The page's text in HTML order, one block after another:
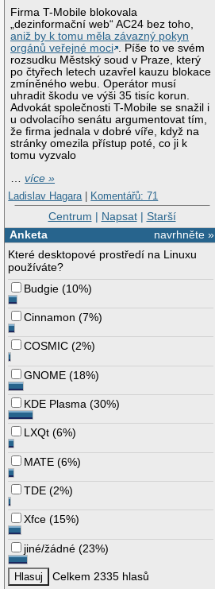
Firma T-Mobile blokovala
„dezinformační web“ AC24 bez toho,
aniž by k tomu měla závazný pokyn
orgánů veřejné moci . Píše to ve svém
rozsudku Městský soud v Praze, který
po čtyřech letech uzavřel kauzu blokace
zmíněného webu. Operátor musí
uhradit škodu ve výši 35 tisíc korun.
Advokát společnosti T-Mobile se snažil i
u odvolacího senátu argumentovat tím,
že firma jednala v dobré víře, když na
stránky omezila přístup poté, co ji k
tomu vyzvalo
…více »
Ladislav Hagara | Komentářů: 71
Centrum | Napsat| Starší
navrhněte »
Anketa
Které desktopové prostředí na Linuxu
používáte?
Budgie (10%)
Cinnamon (7%)
COSMIC (2%)
GNOME (18%)
KDE Plasma (30%)
LXQt (6%)
MATE (6%)
TDE (2%)
Xfce (15%)
jiné/žádné (23%)
Celkem 2335 hlasů